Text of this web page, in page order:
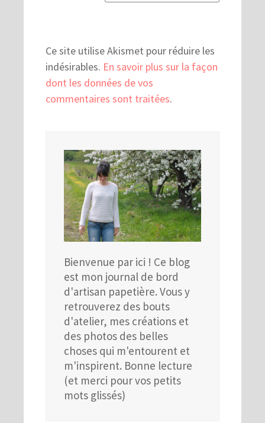
Ce site utilise Akismet pour réduire les
indésirables. En savoir plus sur la façon
dont les données de vos
commentaires sont traitées.
Bienvenue par ici ! Ce blog
est mon journal de bord
d'artisan papetière. Vous y
retrouverez des bouts
d'atelier, mes créations et
des photos des belles
choses qui m'entourent et
m'inspirent. Bonne lecture
(et merci pour vos petits
mots glissés)